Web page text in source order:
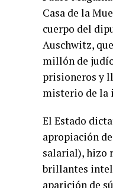
Casa de la
cuerpo del
Auschwitz,
millón de
prisioneros y
misterio de la
El Estado
apropiación
salarial), hizo
brillantes
aparición de